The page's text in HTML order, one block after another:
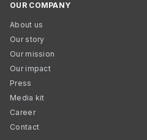
OUR COMPANY
About us
Our story
Our mission
Our impact
Press
Media kit
Career
Contact